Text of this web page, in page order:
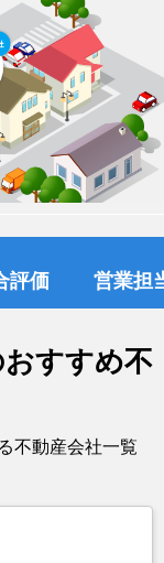
評価 営業担
おすすめ不
不動産会社一覧